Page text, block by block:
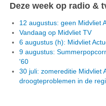
Deze week op radio &
12 augustus: geen Midvliet
Vandaag op Midvliet TV
6 augustus (h): Midvliet
9 augustus:
'60
30 juli: zomereditie Midvliet
droogteproblemen in de